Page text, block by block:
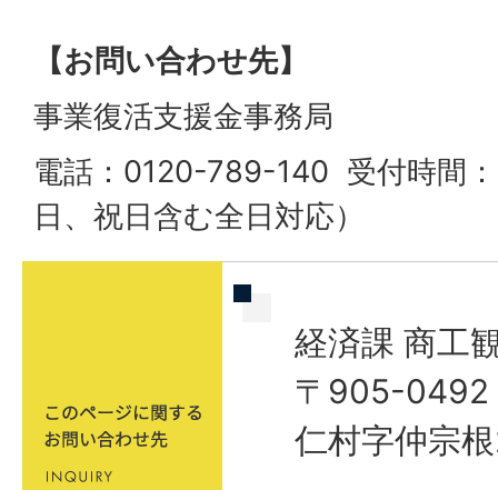
【お問い合わせ先】
事業復活支援金事務局
電話：0120-789-140 受付時間
日、祝日含む全日対応）
経済課 商工
〒905-0492
仁村字仲宗